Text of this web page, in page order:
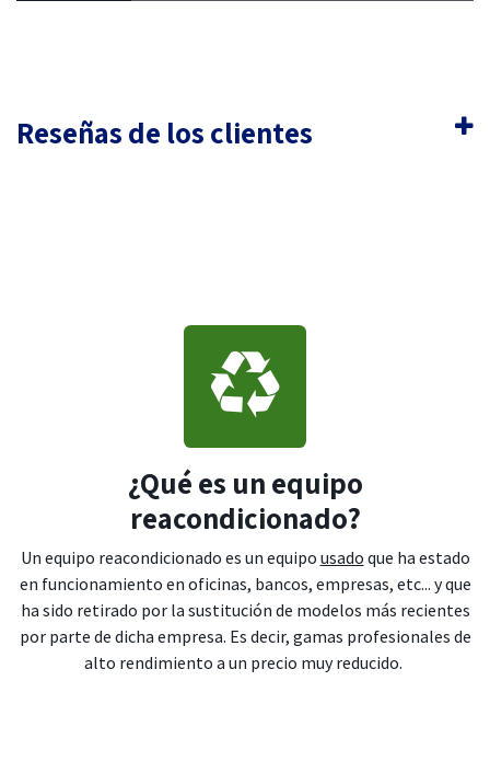
Reseñas de los clientes
¿Qué es un equipo
reacondicionado?
Un equipo reacondicionado es un equipo usado que ha estado
en funcionamiento en oficinas, bancos, empresas, etc... y que
ha sido retirado por la sustitución de modelos más recientes
por parte de dicha empresa. Es decir, gamas profesionales de
alto rendimiento a un precio muy reducido.